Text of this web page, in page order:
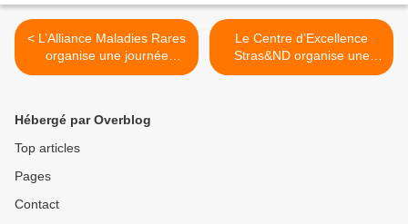
< L’Alliance Maladies Rares
organise une journée
d’information à destination
familles le 25 septembre
2021, au CIARUS, 7 rue
Le Centre d’Excellence
Stras&ND organise une
conférence le jeudi 9
Hébergé par Overblog
Top articles
Pages
Contact